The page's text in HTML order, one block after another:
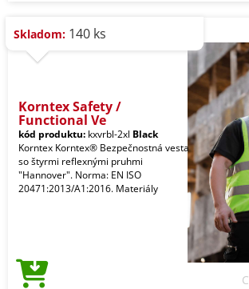
Skladom: 140 ks
Korntex Safety /
Functional Ve
kód produktu: kxvrbl-2xl Black
Korntex Korntex® Bezpečnostná vesta
so štyrmi reflexnými pruhmi
"Hannover". Norma: EN ISO
20471:2013/A1:2016. Materiály